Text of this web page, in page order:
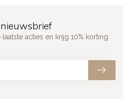
acties en krijg 10% korting